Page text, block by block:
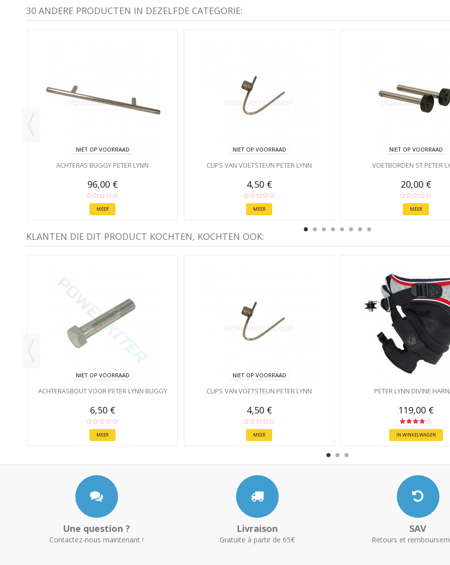
30 ANDERE PRODUCTEN IN DEZELFDE CATEGORIE:
NIET OP VOORRAAD
ACHTERAS BUGGY PETER LYNN
96,00 €
MEER
NIET OP VOORRAAD
CLIPS VAN VOETSTEUN PETER LYNN
4,50 €
MEER
NIET OP VOORRAAD
VOETBORDEN ST PETER
20,00 €
MEER
KLANTEN DIE DIT PRODUCT KOCHTEN, KOCHTEN OOK:
NIET OP VOORRAAD
ACHTERASBOUT VOOR PETER LYNN BUGGY
6,50 €
MEER
NIET OP VOORRAAD
CLIPS VAN VOETSTEUN PETER LYNN
4,50 €
MEER
PETER LYNN DIVINE
119,00 €
IN WINKELWAGEN
Une question ?
Contactez-nous maintenant !
Livraison
Gratuite à partir de 65€
SAV
Retours et